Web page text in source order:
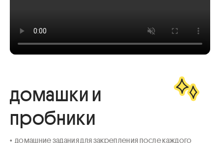
домашки и
пробники
•  домашние задания для закрепления после каждого